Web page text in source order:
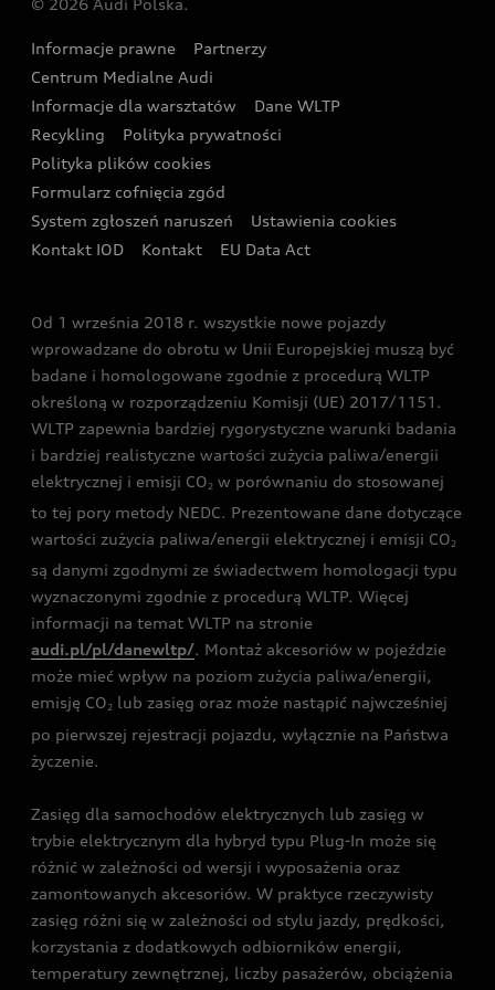
Wyszukaj najbliższego Partnera Audi
Oferta dla przedsiębiorców
Oferta dla klientów prywatnych
Kalkulator rat
Ubezpieczenie
Audi exclusive
Zasięg
Gwarancja
Akcje serwisowe Audi
Katalog online akcesoriów
Audi i Muzeum Sztuki Nowoczesnej w Warszawie
Audi driving experience
Audi quattro Cup
Audi i Puchar Świata w Skokach Narciarskich w
Zakopanem
© 2026 Audi Polska.
Informacje prawne
Partnerzy
Centrum Medialne Audi
Informacje dla warsztatów
Dane WLTP
Recykling
Polityka prywatności
Polityka plików cookies
Formularz cofnięcia zgód
System zgłoszeń naruszeń
Ustawienia cookies
Kontakt IOD
Kontakt EU Data Act
Od 1 września 2018 r. wszystkie nowe pojazdy
wprowadzane do obrotu w Unii Europejskiej muszą być
badane i homologowane zgodnie z procedurą WLTP
określoną w rozporządzeniu Komisji (UE) 2017/1151.
WLTP zapewnia bardziej rygorystyczne warunki badania
i bardziej realistyczne wartości zużycia paliwa/energii
elektrycznej i emisji CO2 w porównaniu do stosowanej
to tej pory metody NEDC. Prezentowane dane dotyczące
wartości zużycia paliwa/energii elektrycznej i emisji CO2
są danymi zgodnymi ze świadectwem homologacji typu
wyznaczonymi zgodnie z procedurą WLTP. Więcej
informacji na temat WLTP na stronie
audi.pl/pl/danewltp/. Montaż akcesoriów w pojeździe
może mieć wpływ na poziom zużycia paliwa/energii,
emisję CO2 lub zasięg oraz może nastąpić najwcześniej
po pierwszej rejestracji pojazdu, wyłącznie na Państwa
życzenie.
Zasięg dla samochodów elektrycznych lub zasięg w
trybie elektrycznym dla hybryd typu Plug-In może się
różnić w zależności od wersji i wyposażenia oraz
zamontowanych akcesoriów. W praktyce rzeczywisty
zasięg różni się w zależności od stylu jazdy, prędkości,
korzystania z dodatkowych odbiorników energii,
temperatury zewnętrznej, liczby pasażerów, obciążenia